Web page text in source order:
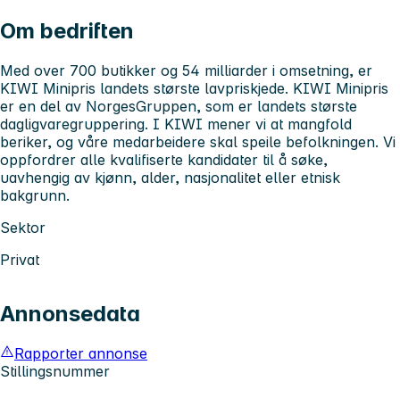
Om bedriften
Med over 700 butikker og 54 milliarder i omsetning, er
KIWI Minipris landets største lavpriskjede. KIWI Minipris
er en del av NorgesGruppen, som er landets største
dagligvaregruppering. I KIWI mener vi at mangfold
beriker, og våre medarbeidere skal speile befolkningen. Vi
oppfordrer alle kvalifiserte kandidater til å søke,
uavhengig av kjønn, alder, nasjonalitet eller etnisk
bakgrunn.
Sektor
Privat
Annonsedata
Rapporter annonse
Stillingsnummer